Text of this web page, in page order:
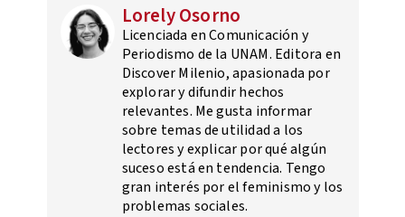
Lorely Osorno
Licenciada en Comunicación y
Periodismo de la UNAM. Editora en
Discover Milenio, apasionada por
explorar y difundir hechos
relevantes. Me gusta informar
sobre temas de utilidad a los
lectores y explicar por qué algún
suceso está en tendencia. Tengo
gran interés por el feminismo y los
problemas sociales.